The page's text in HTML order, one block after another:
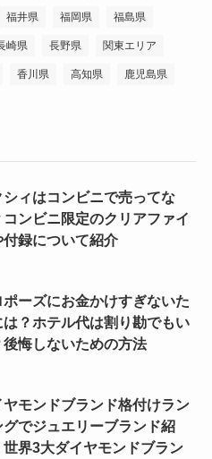
福井県 福岡県 福島県
崎県 長野県 関東エリア
香川県 高知県 鹿児島県
シィはコンビニで売ってな
コンビニ限定のクリアファイ
付録について紹介
ポーズにお金かけすぎないた
は？ホテル代は割り勘でもい
後悔しないための方法
ヤモンドブランド格付けラン
グでジュエリーブランド紹
世界3大ダイヤモンドブラン